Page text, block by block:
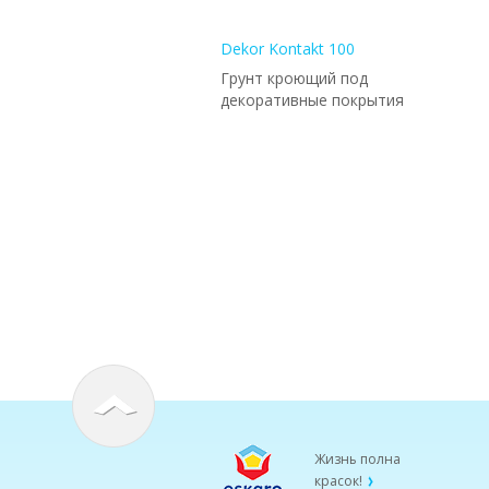
Dekor Kontakt 100
Грунт кроющий под
декоративные покрытия
Жизнь полна
красок!